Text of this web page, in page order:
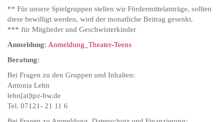
** Für unsere Spielgruppen stellen wir Fördermittelanträge, sollten
diese bewilligt werden, wird der monatliche Beitrag gesenkt.
*** für Mitglieder und Geschwisterkinder
Anmeldung: Anmeldung_Theater-Teens
Beratung:
Bei Fragen zu den Gruppen und Inhalten:
Antonia Lehn
lehn[at]tpz-bw.de
Tel. 07121- 21 11 6